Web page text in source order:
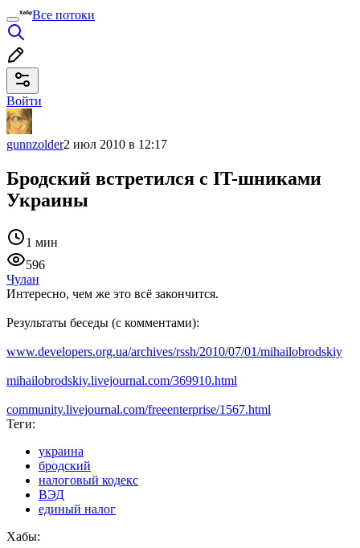
Все потоки
Войти
gunnzolder2 июл 2010 в 12:17
Бродский встретился с IT-шниками
Украины
1 мин
596
Чулан
Интересно, чем же это всё закончится.
Результаты беседы (с комментами):
www.developers.org.ua/archives/rssh/2010/07/01/mihailobrodskiy
mihailobrodskiy.livejournal.com/369910.html
community.livejournal.com/freeenterprise/1567.html
Теги:
украина
бродский
налоговый кодекс
ВЭД
единый налог
Хабы: